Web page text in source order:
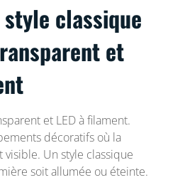
classique
et
et LED à filament.
décoratifs où la
Un style classique
soit allumée ou éteinte.